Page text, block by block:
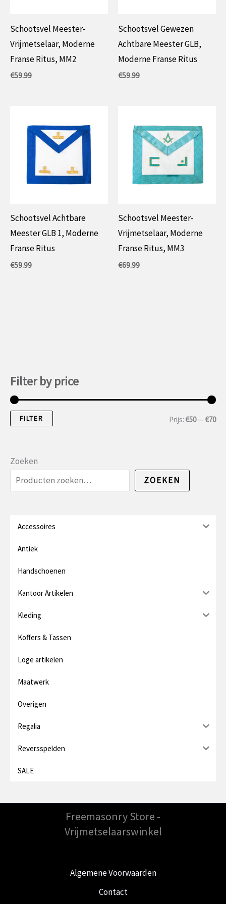
Filter by price
MM
FILTER Prijs: €50—€70
Zoeken
ZOEKEN
Accessoires
Antiek
Handschoenen
Kantoor Artikelen
Kleding
Koffers & Tassen
Loge artikelen
Maatwerk
Overigen
Regalia
Reversspelden
SALE
Schootsvel Meester-
Vrijmetselaar, Moderne
Franse Ritus, MM2
€59.99
Schootsvel Gewezen
Achtbare Meester GLB,
Moderne Franse Ritus
€59.99
Schootsvel Achtbare
Meester GLB 1, Moderne
Franse Ritus
€59.99
Schootsvel Meester-
Vrijmetselaar, Moderne
Franse Ritus, MM3
€69.99
Freemasonry Store -
Vrijmetselaarswinkel
Algemene Voorwaarden
Contact